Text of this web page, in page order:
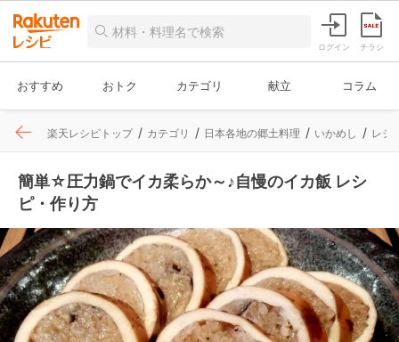
ログイン チラシ
おすすめ おトク カテゴリ 献立 コラム
楽天レシピトップ カテゴリ 日本各地の郷土料理 いかめし レシ
簡単☆圧力鍋でイカ柔らか～♪自慢のイカ飯 レシ
ピ・作り方